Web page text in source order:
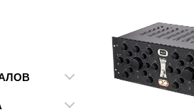
связи